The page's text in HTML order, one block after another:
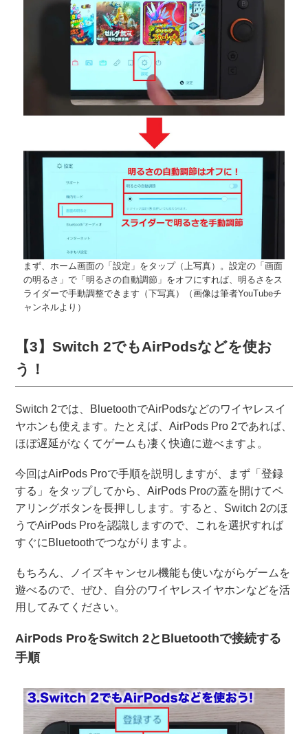
まず、ホーム画面の「設定」をタップ（上写真）。設定の「画面
の明るさ」で「明るさの自動調節」をオフにすれば、明るさをス
ライダーで手動調整できます（下写真）（画像は筆者YouTubeチ
ャンネルより）
【3】Switch 2でもAirPodsなどを使お
う！
Switch 2では、BluetoothでAirPodsなどのワイヤレスイ
ヤホンも使えます。たとえば、AirPods Pro 2であれば、
ほぼ遅延がなくてゲームも凄く快適に遊べますよ。
今回はAirPods Proで手順を説明しますが、まず「登録
する」をタップしてから、AirPods Proの蓋を開けてペ
アリングボタンを長押しします。すると、Switch 2のほ
うでAirPods Proを認識しますので、これを選択すれば
すぐにBluetoothでつながりますよ。
もちろん、ノイズキャンセル機能も使いながらゲームを
遊べるので、ぜひ、自分のワイヤレスイヤホンなどを活
用してみてください。
AirPods ProをSwitch 2とBluetoothで接続する
手順